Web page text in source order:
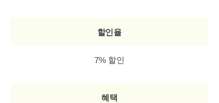
할인율
7% 할인
혜택